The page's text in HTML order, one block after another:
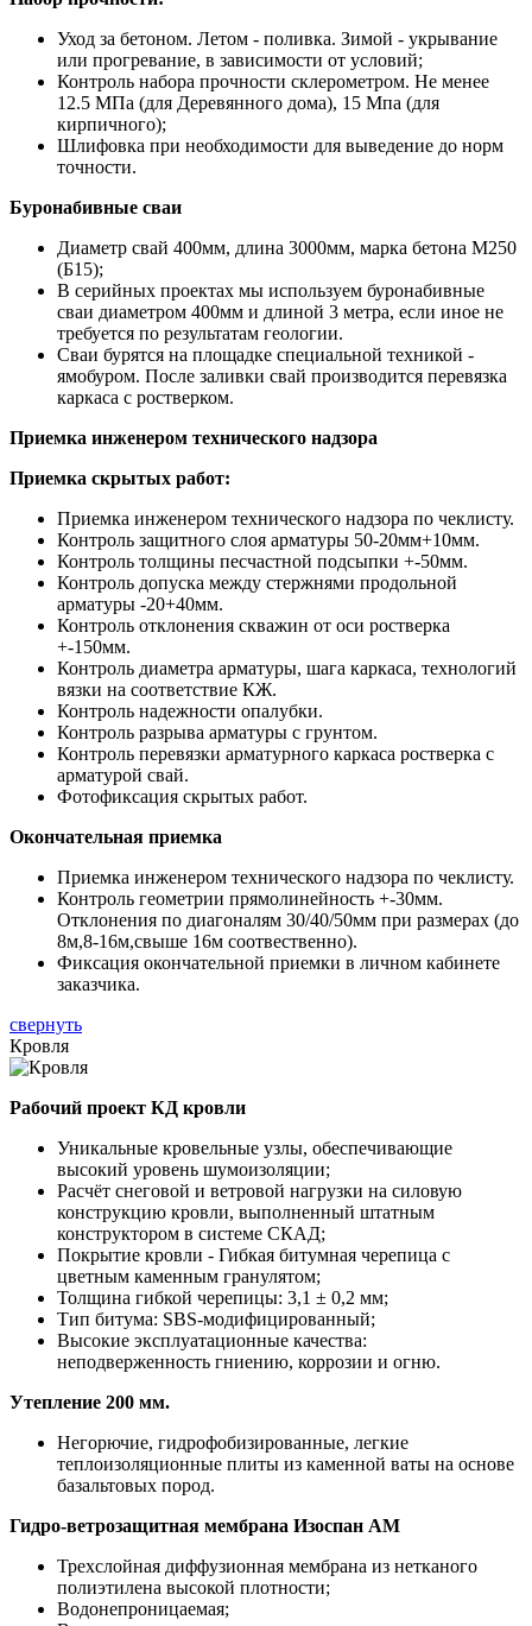
Уход за бетоном. Летом - поливка. Зимой - укрывание
или прогревание, в зависимости от условий;
Контроль набора прочности склерометром. Не менее
12.5 МПа (для Деревянного дома), 15 Мпа (для
кирпичного);
Шлифовка при необходимости для выведение до норм
точности.
Буронабивные сваи
Диаметр свай 400мм, длина 3000мм, марка бетона М250
(Б15);
В серийных проектах мы используем буронабивные
сваи диаметром 400мм и длиной 3 метра, если иное не
требуется по результатам геологии.
Сваи бурятся на площадке специальной техникой -
ямобуром. После заливки свай производится перевязка
каркаса с ростверком.
Приемка инженером технического надзора
Приемка скрытых работ:
Приемка инженером технического надзора по чеклисту.
Контроль защитного слоя арматуры 50-20мм+10мм.
Контроль толщины песчастной подсыпки +-50мм.
Контроль допуска между стержнями продольной
арматуры -20+40мм.
Контроль отклонения скважин от оси ростверка
+-150мм.
Контроль диаметра арматуры, шага каркаса, технологий
вязки на соответствие КЖ.
Контроль надежности опалубки.
Контроль разрыва арматуры с грунтом.
Контроль перевязки арматурного каркаса ростверка с
арматурой свай.
Фотофиксация скрытых работ.
Окончательная приемка
Приемка инженером технического надзора по чеклисту.
Контроль геометрии прямолинейность +-30мм.
Отклонения по диагоналям 30/40/50мм при размерах (до
8м,8-16м,свыше 16м соотвественно).
Фиксация окончательной приемки в личном кабинете
заказчика.
свернуть
Кровля
Рабочий проект КД кровли
Уникальные кровельные узлы, обеспечивающие
высокий уровень шумоизоляции;
Расчёт снеговой и ветровой нагрузки на силовую
конструкцию кровли, выполненный штатным
конструктором в системе СКАД;
Покрытие кровли - Гибкая битумная черепица с
цветным каменным гранулятом;
Толщина гибкой черепицы: 3,1 ± 0,2 мм;
Тип битума: SBS-модифицированный;
Высокие эксплуатационные качества:
неподверженность гниению, коррозии и огню.
Утепление 200 мм.
Негорючие, гидрофобизированные, легкие
теплоизоляционные плиты из каменной ваты на основе
базальтовых пород.
Гидро-ветрозащитная мембрана Изоспан АМ
Трехслойная диффузионная мембрана из нетканого
полиэтилена высокой плотности;
Водонепроницаемая;